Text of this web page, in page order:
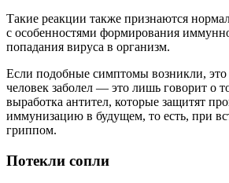
Такие реакции также признаются
с особенностями формирования
попадания вируса в организм.
Если подобные симптомы возникли, это
человек заболел — это лишь говорит о
выработка антител, которые защитят
иммунизацию в будущем, то есть, при
гриппом.
Потекли сопли